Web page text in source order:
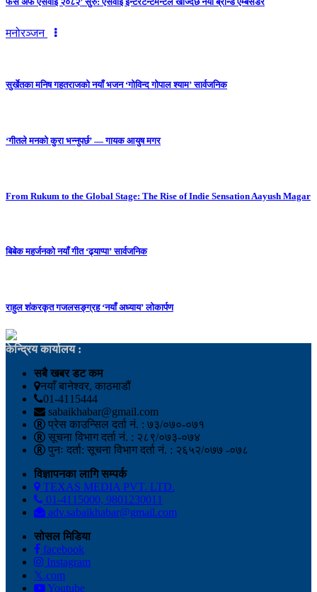
मनोरञ्जन
सुर्खेतका मनिष गहतराजको नयाँ भजन ‘गोविन्द गोपाल श्याम’ सार्वजनिक
‘गीतले मनको कुरा भन्नुपर्छ’ — गायक आयुष मगर
From Rukum to the Global Stage: The Rise of Indie Sensation Aayush Magar
बिबेक महर्जनको नयाँ गीत ‘ढ्याप्पा’ सार्वजनिक
राहुल शंकरकृत गजलसङ्ग्रह ‘नयाँ अध्याय’ लोकार्पण
केन्द्रिय कार्यालय :
सबै खबर डट कम
नयाँ बानेश्वर, काठमाडौं
01-4115444
sabaikhabar@gmail.com
प्रेस काउन्सिल दर्ता नं. : ७३/०७०-०७१
सूचना विभाग दर्ता नं. : २८९/०७३-०७४
पुनः दर्ता: सूचना विभाग दर्ता नं. : २६५२/०७७ -०७८
विज्ञापनका लागि सम्पर्क
TEXAS MEDIA PVT. LTD.
01-4115000, 9801230011
adv.sabaikhabar@gmail.com
सोसल मिडिया
facebook
Instagram
𝕏.com
Youtube